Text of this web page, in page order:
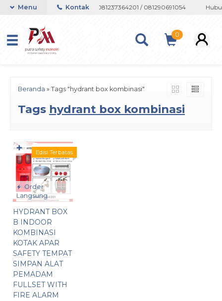
Whatsapp 082133767508 / 081237364201 / 081290691054
Menu Kontak
0
Beranda » Tags "hydrant box kombinasi"
Tags hydrant box kombinasi
Order
Langsung
Edisi Terbatas
HYDRANT BOX
B INDOOR
KOMBINASI
KOTAK APAR
SAFETY TEMPAT
SIMPAN ALAT
PEMADAM
FULLSET WITH
FIRE ALARM
✚